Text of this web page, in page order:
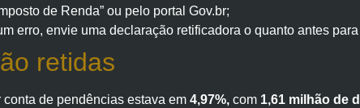
de Renda” ou pelo portal Gov.br;
erro, envie uma declaração retificadora o quanto antes
retidas
de pendências estava em 4,97%, com 1,61 milhão de